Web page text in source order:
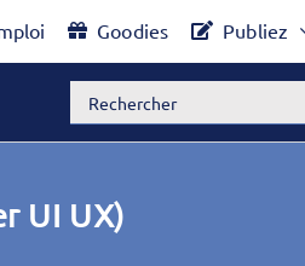
Goodies Publiez
Rechercher:
UI UX)